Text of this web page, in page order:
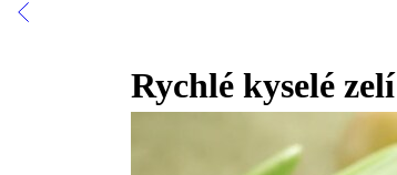
Rychlé kyselé zelí